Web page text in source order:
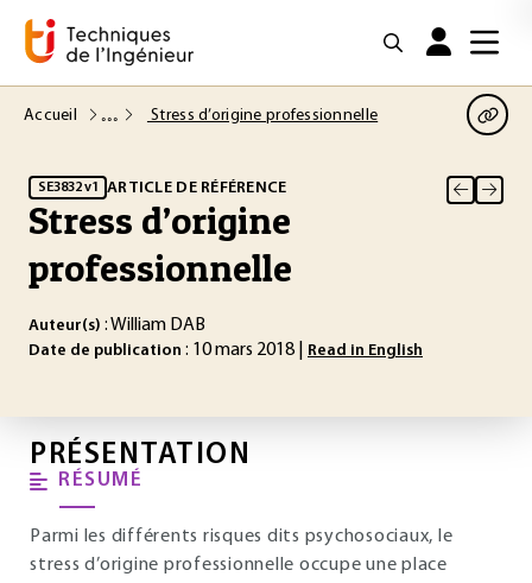
Accueil Stress d’origine professionnelle
SE3832 v1 ARTICLE DE RÉFÉRENCE
Stress d’origine
professionnelle
Auteur(s) : William DAB
Date de publication : 10 mars 2018 | Read in English
PRÉSENTATION
RÉSUMÉ
Parmi les différents risques dits psychosociaux, le
stress d’origine professionnelle occupe une place